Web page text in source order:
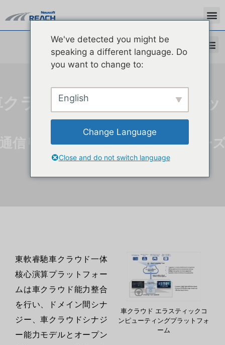
クラウド一体コア演算プラッ
フォーム
信リンク貫通 高性能データクロー
ープ
東軟睿馳車クラウド一体
核心演算プラットフォー
ムは車クラウド能力整合
を行い、ドメイン間シナ
ジー、車クラウドシナジ
ー能力モデルとオープン
車クラウド エラスティックコ
ンピューティングプラットフォ
ーム
We've detected you might be
speaking a different language. Do
you want to change to:
English
Change Language
Close and do not switch language